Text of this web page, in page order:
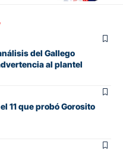
del Gallego
al plantel
11 que probó Gorosito